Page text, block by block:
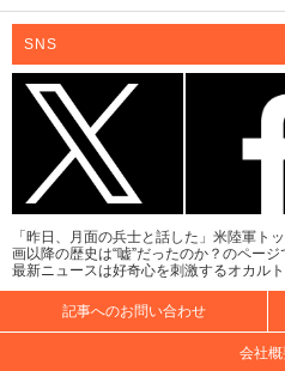
SNS
「昨日、月面の兵士と話した」米陸軍ト
画以降の歴史は“嘘”だったのか？のページ
最新ニュースは好奇心を刺激するオカル
記事へのお問い合わせ
会社